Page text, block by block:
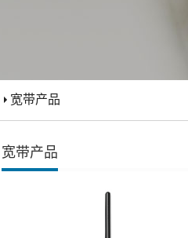
宽带产品
宽带产品